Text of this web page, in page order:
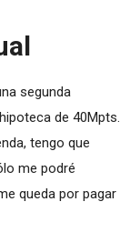
segunda
de 40Mpts.
tengo que
me podré
queda por pagar